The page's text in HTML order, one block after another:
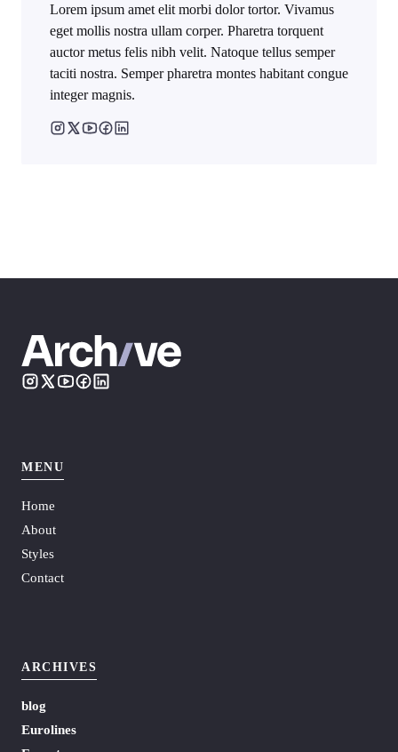
Lorem ipsum amet elit morbi dolor tortor. Vivamus
eget mollis nostra ullam corper. Pharetra torquent
auctor metus felis nibh velit. Natoque tellus semper
taciti nostra. Semper pharetra montes habitant congue
integer magnis.
MENU
Home
About
Styles
Contact
ARCHIVES
blog
Eurolines